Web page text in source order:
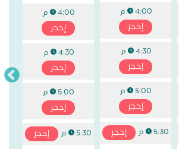
4:00 م
إحجز
4:30 م
إحجز
5:00 م
إحجز
5:30 م
إحجز
4:00 م
إحجز
4:30 م
إحجز
5:00 م
إحجز
5:30 م
إحجز